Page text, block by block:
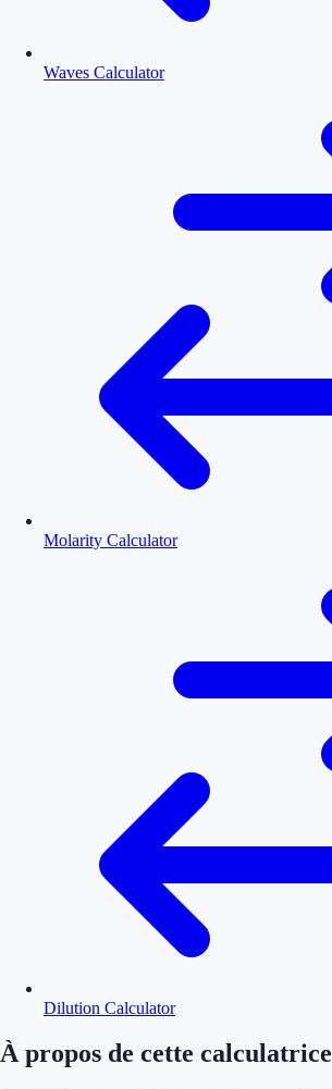
Waves Calculator
Molarity Calculator
Dilution Calculator
À propos de cette calculatrice